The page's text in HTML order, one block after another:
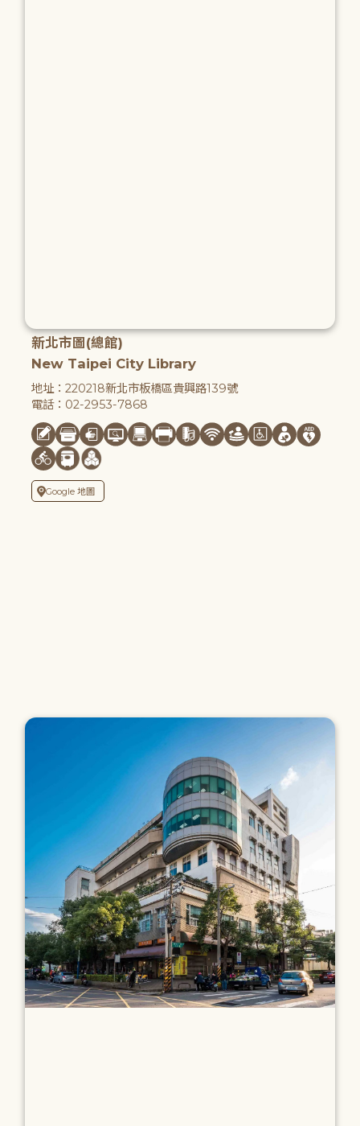
新北市圖(總館)
New Taipei City Library
地址：220218新北市板橋區貴興路139號
電話：02-2953-7868
Google 地圖